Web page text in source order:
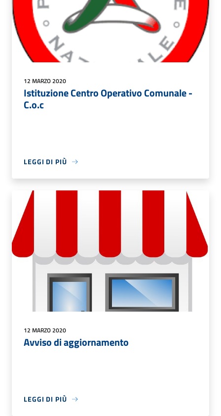
12 MARZO 2020
Istituzione Centro Operativo Comunale -
C.o.c
LEGGI DI PIÙ
12 MARZO 2020
Avviso di aggiornamento
LEGGI DI PIÙ